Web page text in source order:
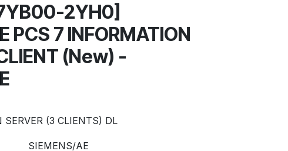
2YH0]
PCS 7 INFORMATION
(New) -
(3 CLIENTS) DL
SIEMENS/AE